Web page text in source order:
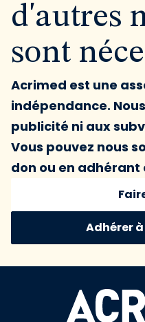
d'autres
sont
Acrimed est une
indépendance.
publicité ni aux
Vous pouvez nous
don ou en adhérant
Adhérer